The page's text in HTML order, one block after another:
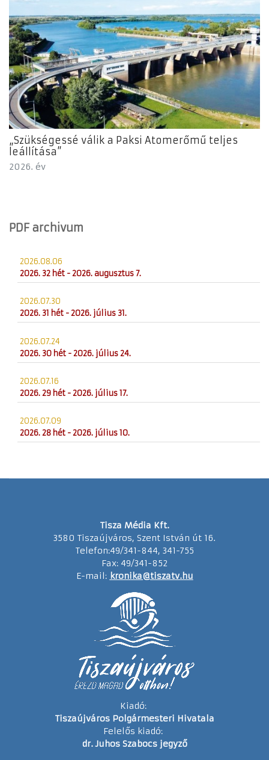
„Szükségessé válik a Paksi Atomerőmű teljes
leállítása”
2026. év
PDF archivum
2026.08.06
2026. 32 hét - 2026. augusztus 7.
2026.07.30
2026. 31 hét - 2026. július 31.
2026.07.24
2026. 30 hét - 2026. július 24.
2026.07.16
2026. 29 hét - 2026. július 17.
2026.07.09
2026. 28 hét - 2026. július 10.
Tisza Média Kft.
3580 Tiszaújváros, Szent István út 16.
Telefon:49/341-844, 341-755
Fax: 49/341-852
E-mail: kronika@tiszatv.hu
Kiadó:
Tiszaújváros Polgármesteri Hivatala
Felelős kiadó:
dr. Juhos Szabocs jegyző